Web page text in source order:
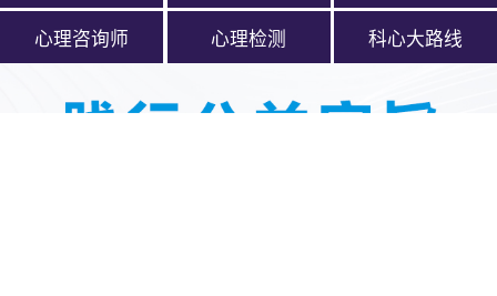
心理咨询师 心理检测 科心大路线